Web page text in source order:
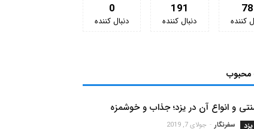
0
دنبال کننده‌
191
دنبال کننده‌
78
کننده‌
محبوب
و انواع آن در یزد؛ جذاب و خوشمزه
سفرنگار - جولای 7, 2019